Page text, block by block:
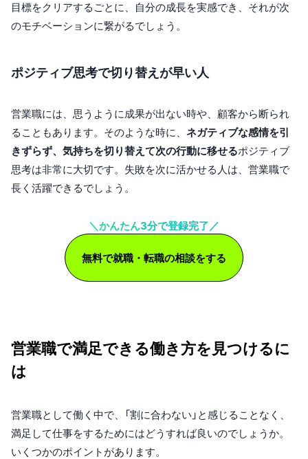
目標をクリアするごとに、自分の成長を実感でき、それが次
のモチベーションに繋がるでしょう。
ポジティブ思考で切り替えが早い人
営業職には、思うように成果が出ない時や、顧客から断られ
ることもあります。そのような時に、 ネガティブな感情を引
きずらず、気持ちを切り替えて次の行動に移せるポジティブ
思考は非常に大切です。失敗を次に活かせる人は、営業職で
長く活躍できるでしょう。
＼かんたん3分で登録完了／
無料で就職・転職の相談をする
営業職で満足できる働き方を見つけるに
は
営業職として働く中で、「割に合わない」と感じることなく、
満足して仕事をするためにはどうすれば良いのでしょうか。
いくつかのポイントがあります。